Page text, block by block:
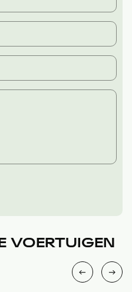
VOERTUIGEN